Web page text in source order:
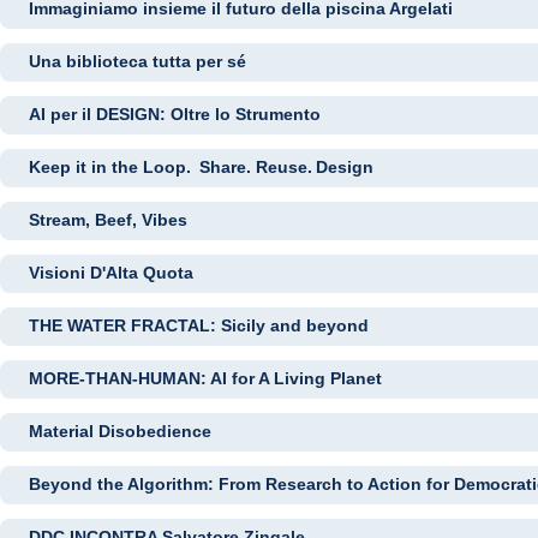
Immaginiamo insieme il futuro della piscina Argelati
Una biblioteca tutta per sé
AI per il DESIGN: Oltre lo Strumento
Keep it in the Loop. Share. Reuse. Design
Stream, Beef, Vibes
Visioni D'Alta Quota
THE WATER FRACTAL: Sicily and beyond
MORE-THAN-HUMAN: AI for A Living Planet
Material Disobedience
Beyond the Algorithm: From Research to Action for